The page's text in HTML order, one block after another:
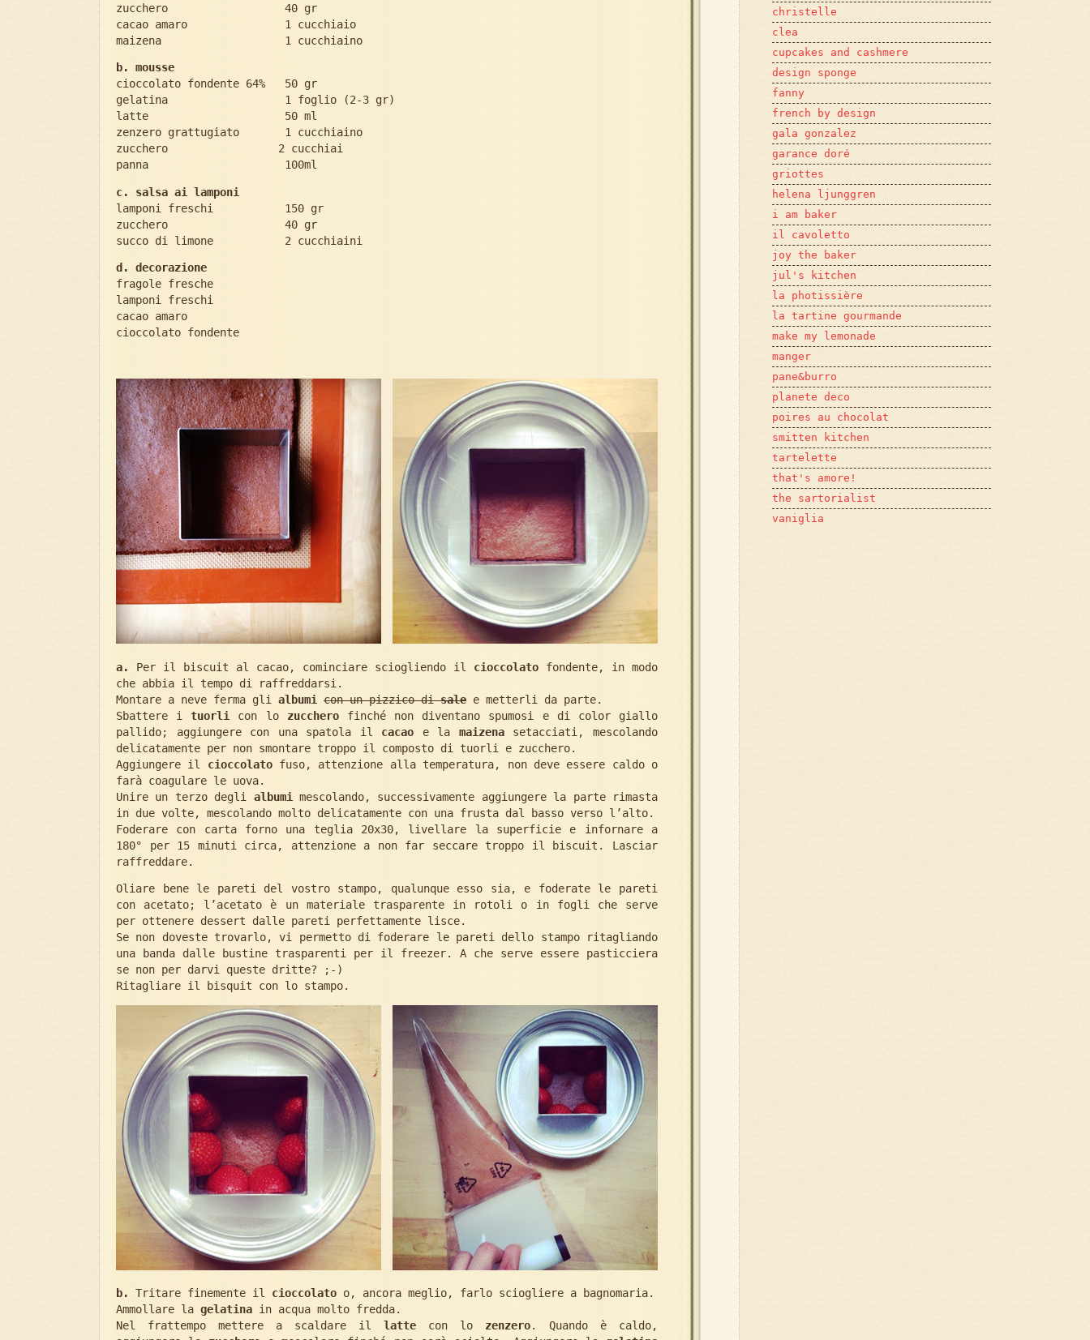
zucchero 40 gr
cacao amaro 1 cucchiaio
maizena 1 cucchiaino
b. mousse
cioccolato fondente 64% 50 gr
gelatina 1 foglio (2-3 gr)
latte 50 ml
zenzero grattugiato 1 cucchiaino
zucchero 2 cucchiai
panna 100ml
c. salsa ai lamponi
lamponi freschi 150 gr
zucchero 40 gr
succo di limone 2 cucchiaini
d. decorazione
fragole fresche
lamponi freschi
cacao amaro
cioccolato fondente
a. Per il biscuit al cacao, cominciare sciogliendo il cioccolato fondente, in modo
che abbia il tempo di raffreddarsi.
Montare a neve ferma gli albumi con un pizzico disale e metterli da parte.
Sbattere ituorli con lo zuccherofinché non diventano spumosi e di color giallo
pallido; aggiungere con una spatola il cacao e la maizenasetacciati, mescolando
delicatamente per non smontare troppo il composto di tuorli e zucchero.
Aggiungere il cioccolatofuso, attenzione alla temperatura, non deve essere caldo o
farà coagulare le uova.
Unire un terzo degli albumi
mescolando, successivamente aggiungere la parte rimasta
in due volte, mescolando molto delicatamente con una frusta dal basso verso l’alto.
Foderare con carta forno una teglia 20x30, livellare la superficie e infornare a
180° per 15 minuti circa, attenzione a non far seccare troppo il biscuit. Lasciar
raffreddare.
Oliare bene le pareti del vostro stampo, qualunque esso sia, e foderate le pareti
con acetato; l’acetato è un materiale trasparente in rotoli o in fogli che serve
per ottenere dessert dalle pareti perfettamente lisce.
Se non doveste trovarlo, vi permetto di foderare le pareti dello stampo ritagliando
una banda dalle bustine trasparenti per il freezer. A che serve essere pasticciera
se non per darvi queste dritte? ;-)
Ritagliare il bisquit con lo stampo.
b. Tritare finemente il cioccolato o, ancora meglio, farlo sciogliere a bagnomaria.
Ammollare la gelatina in acqua molto fredda.
Nel frattempo mettere a scaldare il latte con lo zenzero. Quando è caldo,
christelle
clea
cupcakes and cashmere
design sponge
fanny
french by design
gala gonzalez
garance doré
griottes
helena ljunggren
i am baker
il cavoletto
joy the baker
jul's kitchen
la photissière
la tartine gourmande
make my lemonade
manger
pane&burro
planete deco
poires au chocolat
smitten kitchen
tartelette
that's amore!
the sartorialist
vaniglia